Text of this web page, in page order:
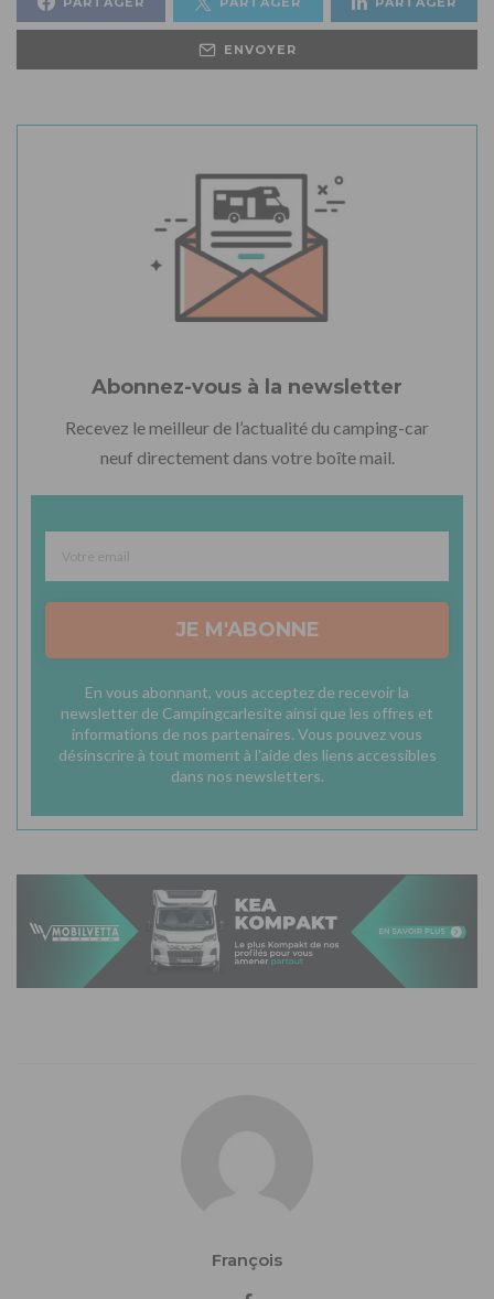
ENVOYER
Abonnez-vous à la newsletter
Recevez le meilleur de l’actualité du camping-car
neuf directement dans votre boîte mail.
JE M'ABONNE
En vous abonnant, vous acceptez de recevoir la
newsletter de Campingcarlesite ainsi que les offres et
informations de nos partenaires. Vous pouvez vous
désinscrire à tout moment à l'aide des liens accessibles
dans nos newsletters.
François